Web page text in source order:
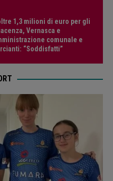
1,3 milioni di euro per gli
Vernasca e
comunale e
“Soddisfatti”